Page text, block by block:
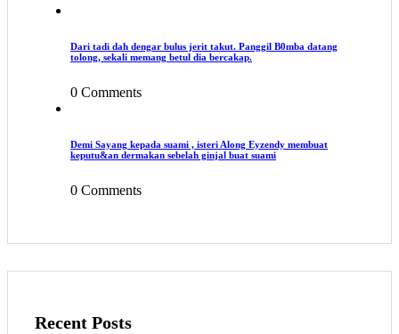
Dari tadi dah dengar bulus jerit takut. Panggil B0mba datang
tolong, sekali memang betul dia bercakap.
0 Comments
Demi Sayang kepada suami , isteri Along Eyzendy membuat
keputu&an dermakan sebelah ginjal buat suami
0 Comments
Recent Posts